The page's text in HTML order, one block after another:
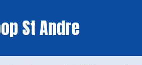
St Andre